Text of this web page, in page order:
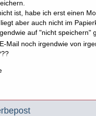
ist, habe ich erst einen
aber auch nicht im
auf "nicht speichern"
Mail noch irgendwie von